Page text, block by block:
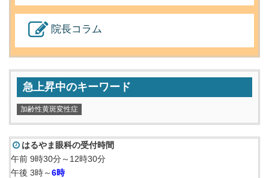
院長コラム
急上昇中のキーワード
加齢性黄斑変性症
はるやま眼科の受付時間
午前 9時30分～12時30分
午後 3時～6時